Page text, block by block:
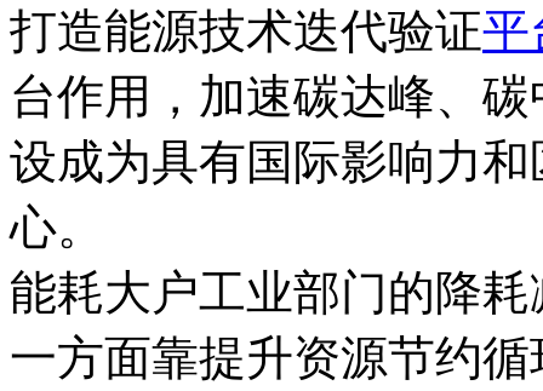
打造能源技术迭代验证平
台作用，加速碳达峰、
设成为具有国际影响力
心。
能耗大户工业部门的降
一方面靠提升资源节约